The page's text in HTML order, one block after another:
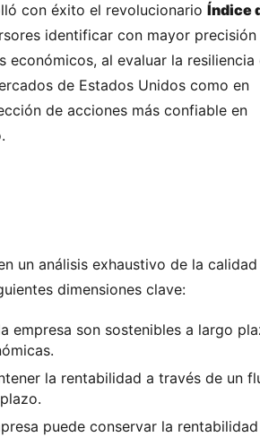
con éxito el revolucionario Índice
identificar con mayor precisión
económicos, al evaluar la resiliencia
de Estados Unidos como en
de acciones más confiable en
un análisis exhaustivo de la
dimensiones clave:
empresa son sostenibles a largo
la rentabilidad a través de un
puede conservar la